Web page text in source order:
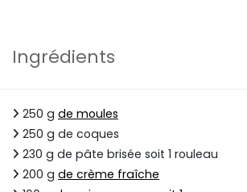
Ingrédients
250 g de moules
250 g de coques
230 g de pâte brisée soit 1 rouleau
200 g de crème fraîche